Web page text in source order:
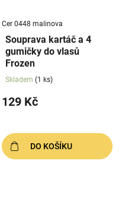
Cer 0448 malinova
Souprava kartáč a 4
gumičky do vlasů
Frozen
Skladem (1 ks)
129 Kč
DO KOŠÍKU